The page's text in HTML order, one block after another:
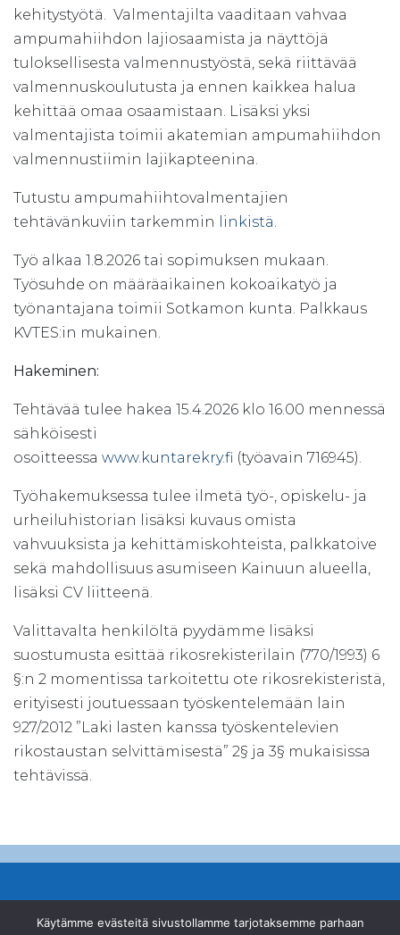
kehitystyötä. Valmentajilta vaaditaan vahvaa
ampumahiihdon lajiosaamista ja näyttöjä
tuloksellisesta valmennustyöstä, sekä riittävää
valmennuskoulutusta ja ennen kaikkea halua
kehittää omaa osaamistaan. Lisäksi yksi
valmentajista toimii akatemian ampumahiihdon
valmennustiimin lajikapteenina.
Tutustu ampumahiihtovalmentajien
tehtävänkuviin tarkemmin
linkistä.
Työ alkaa 1.8.2026 tai sopimuksen mukaan.
Työsuhde on määräaikainen kokoaikatyö ja
työnantajana toimii Sotkamon kunta. Palkkaus
KVTES:in mukainen.
Hakeminen:
Tehtävää tulee hakea 15.4.2026 klo 16.00 mennessä
sähköisesti
osoitteessa www.kuntarekry.fi (työavain 716945).
Työhakemuksessa tulee ilmetä työ-, opiskelu- ja
urheiluhistorian lisäksi kuvaus omista
vahvuuksista ja kehittämiskohteista, palkkatoive
sekä mahdollisuus asumiseen Kainuun alueella,
lisäksi CV liitteenä.
Valittavalta henkilöltä pyydämme lisäksi
suostumusta esittää rikosrekisterilain (770/1993) 6
§:n 2 momentissa tarkoitettu ote rikosrekisteristä,
erityisesti joutuessaan työskentelemään lain
927/2012 ”Laki lasten kanssa työskentelevien
rikostaustan selvittämisestä” 2§ ja 3§ mukaisissa
tehtävissä.
© Suomen Ampumahiihtoliitto ry
Käytämme evästeitä sivustollamme tarjotaksemme parhaan